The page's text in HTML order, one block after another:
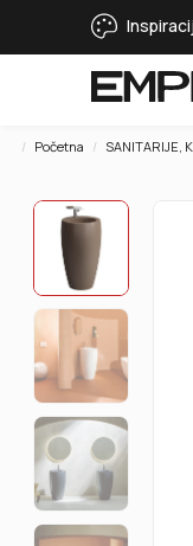
Početna SANITARIJE,